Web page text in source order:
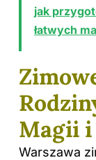
jak
łatwych
Magii i
Warszawa